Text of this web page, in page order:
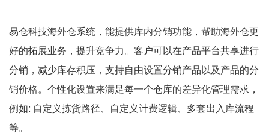
易仓科技海外仓系统，能提供库内分销功能，帮助海外仓更
好的拓展业务，提升竞争力。客户可以在产品平台共享进行
分销，减少库存积压，支持自由设置分销产品以及产品的分
销价格。个性化设置来满足每一个仓库的差异化管理需求，
例如: 自定义拣货路径、自定义计费逻辑、多套出入库流程
等。